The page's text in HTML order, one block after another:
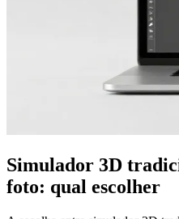
Simulador 3D
foto: qual escolher